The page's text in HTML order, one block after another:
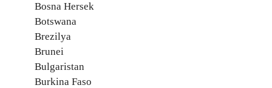
Bosna Hersek
Botswana
Brezilya
Brunei
Bulgaristan
Burkina Faso